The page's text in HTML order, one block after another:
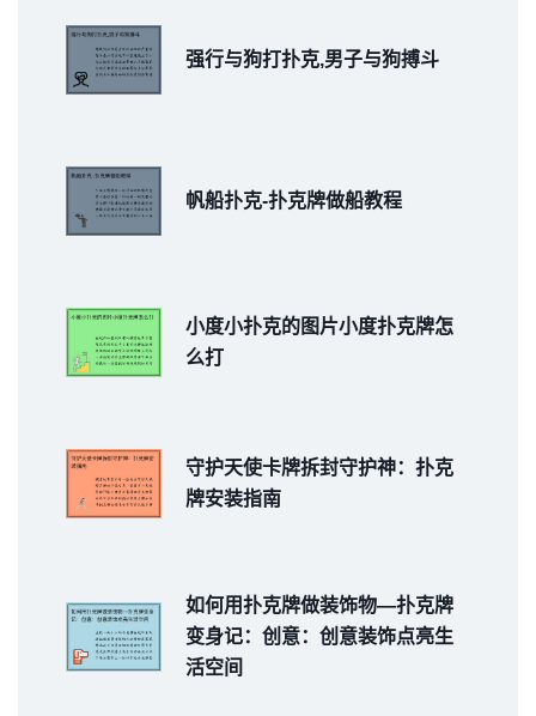
强行与狗打扑克,男子与狗搏斗
帆船扑克-扑克牌做船教程
小度小扑克的图片小度扑克牌怎
么打
守护天使卡牌拆封守护神：扑克
牌安装指南
如何用扑克牌做装饰物—扑克牌
变身记：创意：创意装饰点亮生
活空间